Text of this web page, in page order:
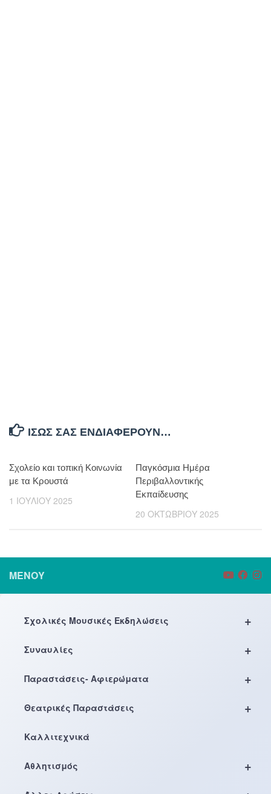
ΊΣΩΣ ΣΑΣ ΕΝΔΙΑΦΈΡΟΥΝ…
Σχολείο και τοπική Κοινωνία
με τα Κρουστά
1 ΙΟΥΛΊΟΥ 2025
Παγκόσμια Ημέρα
Περιβαλλοντικής
Εκπαίδευσης
20 ΟΚΤΩΒΡΊΟΥ 2025
ΜΕΝΟΎ
+
Σχολικές Μουσικές Εκδηλώσεις
+
Συναυλίες
+
Παραστάσεις- Αφιερώματα
+
Θεατρικές Παραστάσεις
Καλλιτεχνικά
+
Αθλητισμός